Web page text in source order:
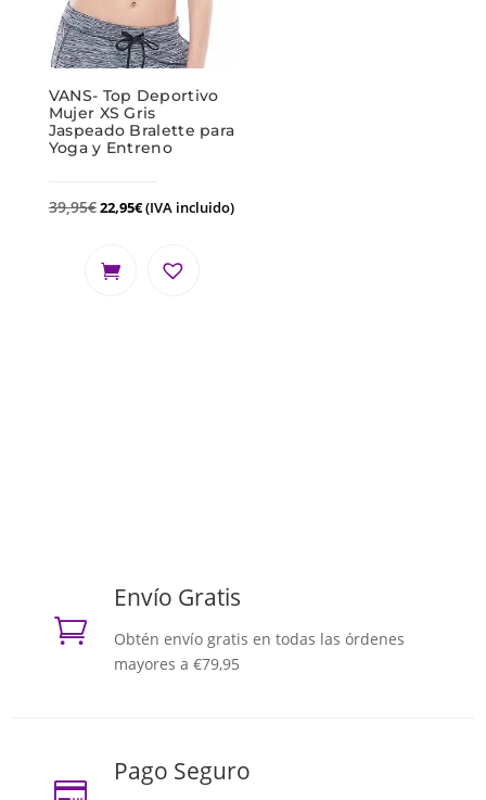
VANS- Top Deportivo
Mujer XS Gris
Jaspeado Bralette para
Yoga y Entreno
39,95€22,95€(IVA incluido)

Envío Gratis
Obtén envío gratis en todas las órdenes
mayores a €79,95

Pago Seguro